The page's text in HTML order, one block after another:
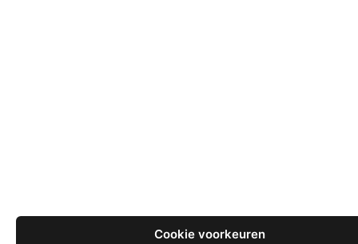
Cookie voorkeuren